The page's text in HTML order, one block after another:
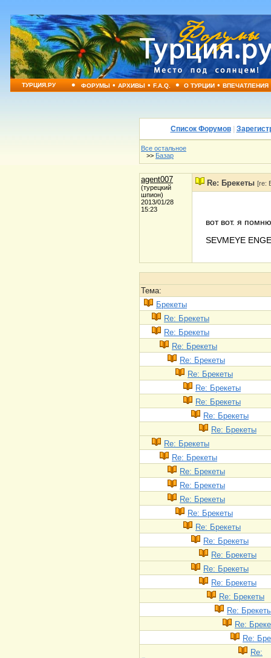
ТУРЦИЯ.РУ • ФОРУМЫ•АРХИВЫ•F.A.Q. • О ТУРЦИИ•ВПЕЧАТЛЕНИЯ
Список Форумов|
Все остальное
>> Базар
agent007
(турецкий
шпион)
2013/01/28
15:23
Re: Брекеты [re:
вот вот. я
SEVMEYE
Тема:
Брекеты
Re: Брекеты
Re: Брекеты
Re: Брекеты
Re: Брекеты
Re: Брекеты
Re: Брекеты
Re: Брекеты
Re: Брекеты
Re: Брекеты
Re: Брекеты
Re: Брекеты
Re: Брекеты
Re: Брекеты
Re: Брекеты
Re: Брекеты
Re: Брекеты
Re: Брекеты
Re: Брекеты
Re: Брекеты
Re: Брекеты
Re: Брекеты
Re:
Re:
Re:
Re: